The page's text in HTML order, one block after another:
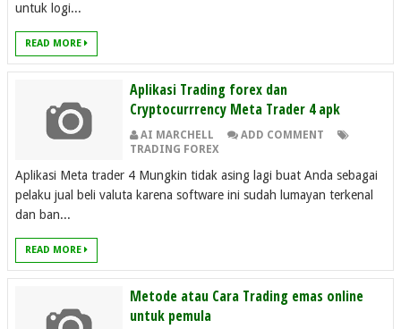
untuk logi...
READ MORE
Aplikasi Trading forex dan
Cryptocurrrency Meta Trader 4 apk
AI MARCHELL
ADD COMMENT
TRADING FOREX
Aplikasi Meta trader 4 Mungkin tidak asing lagi buat Anda sebagai
pelaku jual beli valuta karena software ini sudah lumayan terkenal
dan ban...
READ MORE
Metode atau Cara Trading emas online
untuk pemula